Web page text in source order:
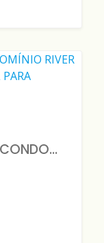
APARTAMENTO 68m2 NO CONDOMÍNIO RIVER SIDE, PONTA NEGRA - DISPONÍVEL PARA LOCAÇÃO